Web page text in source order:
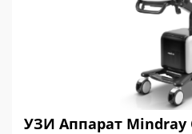
УЗИ Аппарат Mindray